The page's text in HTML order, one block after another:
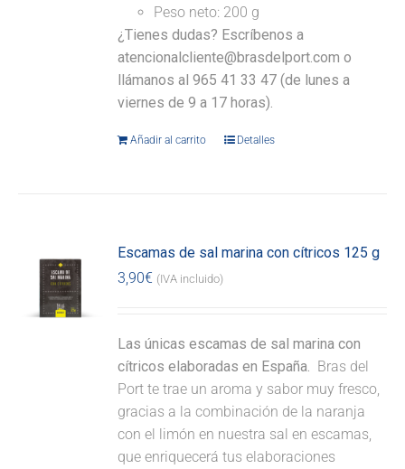
Peso neto: 200 g
¿Tienes dudas? Escríbenos a
atencionalcliente@brasdelport.com o
llámanos al 965 41 33 47 (de lunes a
viernes de 9 a 17 horas).
Añadir al carrito Detalles
Escamas de sal marina con cítricos 125 g
3,90€ (IVA incluido)
Las únicas escamas de sal marina con
cítricos elaboradas en España. Bras del
Port te trae un aroma y sabor muy fresco,
gracias a la combinación de la naranja
con el limón en nuestra sal en escamas,
que enriquecerá tus elaboraciones